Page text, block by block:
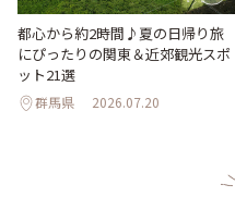
都心から約2時間♪夏の日帰り旅
にぴったりの関東＆近郊観光スポ
ット21選
群馬県 2026.07.20